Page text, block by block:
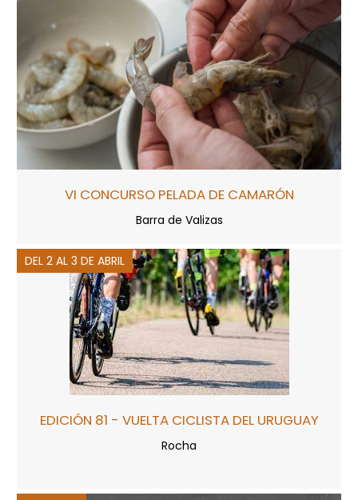
VI CONCURSO PELADA DE CAMARÓN
Barra de Valizas
DEL 2 AL 3 DE ABRIL
EDICIÓN 81 - VUELTA CICLISTA DEL URUGUAY
Rocha